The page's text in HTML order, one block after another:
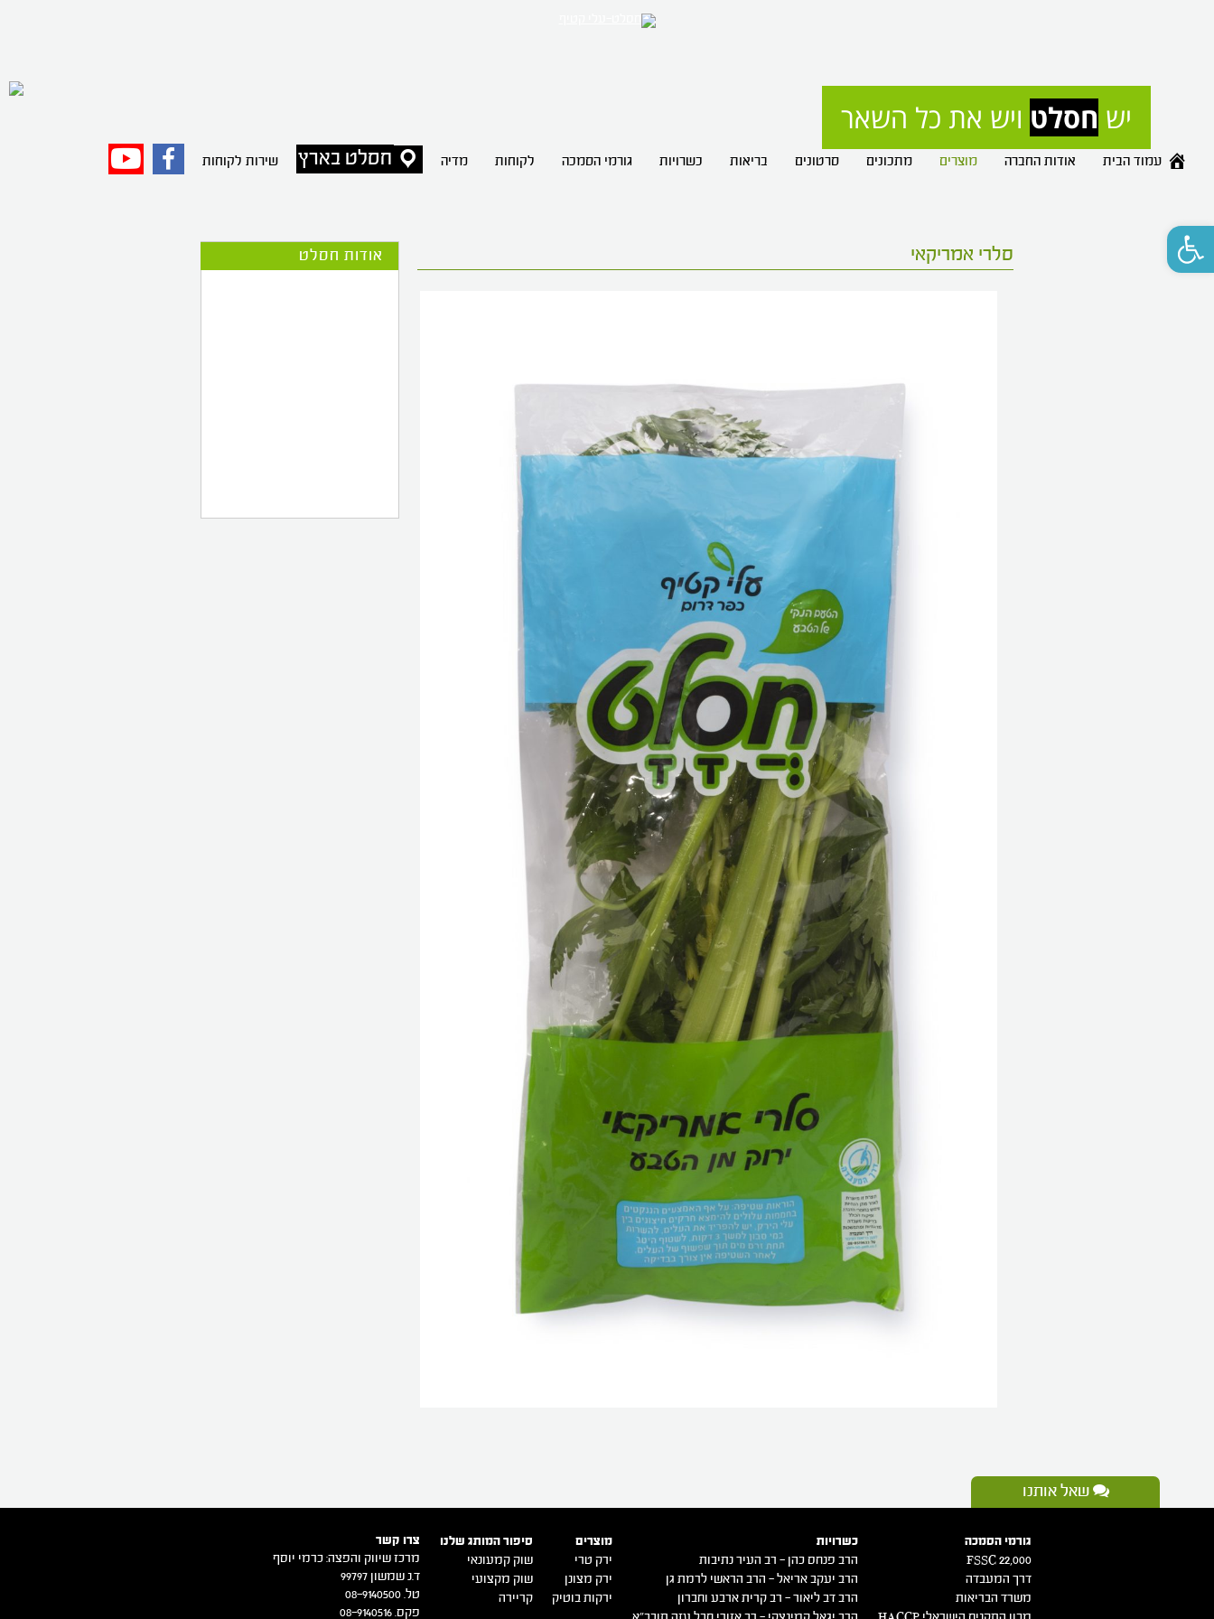
פתח סרגל נגישות
רק
עמוד הבית אודות החברה מוצרים מתכונים סרטונים בריאות כשרויות גורמי הסמכה לקוחות מדיה חסלט בארץ שירות לקוחות פייסבוק
אודות חסלט סלרי אמריקאי
שאל אותנו
גורמי הסמכה
FSSC 22,000
דרך המעבדה
משרד הבריאות
כשרויות
הרב פנחס כהן – רב העיר נתיבות
הרב יעקב אריאל – הרב הראשי לרמת גן
הרב דב ליאור – רב קרית ארבע וחברון
מוצרים
ירק טרי
ירק מצונן
ירקות בוטיק
סיפור המותג שלנו
שוק קמעונאי
שוק מקצועי
קריירה
צרו קשר
מרכז שיווק והפצה: כרמי יוסף
ד.נ שמשון 99797
טל. 08-9140500
פקס. 08-9140516